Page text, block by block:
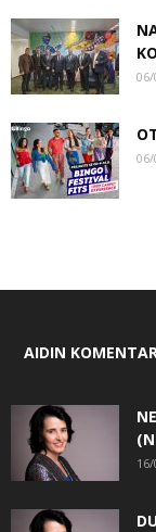
06/
06/
AIDIN